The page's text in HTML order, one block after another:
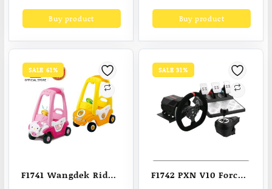
ของเล่นเด็ก 3 ขวบ
Buy product
ความเร็ว2023
was:
฿4,000.00.
is:
฿2,481.00.Buy product
SALE 61%
F1741 Wangdek Ride
SALE 31%
F1742 PXN V10 Force